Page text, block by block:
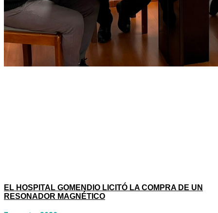
EL HOSPITAL GOMENDIO LICITÓ LA COMPRA DE UN
RESONADOR MAGNÉTICO